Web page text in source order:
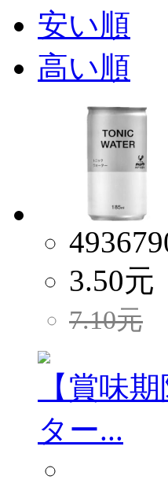
安い順
高い順
3.50元
7.10元
【賞味
ター...